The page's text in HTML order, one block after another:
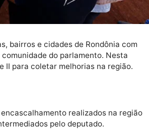
ruas, bairros e cidades de
I e II para coletar melhorias na